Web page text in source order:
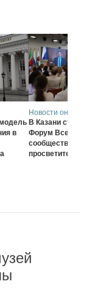
в
Новости онлайн
В Казани
Форум
сообщества
просветителей